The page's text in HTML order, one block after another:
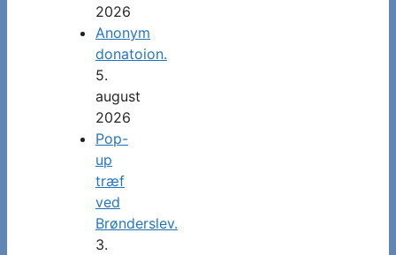
2026
Anonym
donatoion.
5.
august
2026
Pop-
up
træf
ved
Brønderslev.
3.